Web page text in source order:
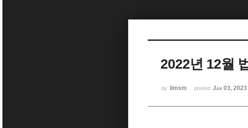
2022년 12월
by limsm posted Jan 03, 2023
Sketchbook5, 스케치북5
Sketchbook5, 스케치북5